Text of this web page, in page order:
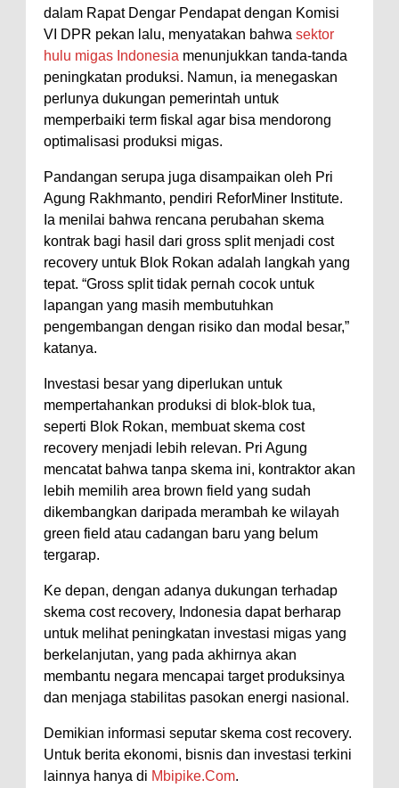
dalam Rapat Dengar Pendapat dengan Komisi
VI DPR pekan lalu, menyatakan bahwa sektor
hulu migas Indonesia menunjukkan tanda-tanda
peningkatan produksi. Namun, ia menegaskan
perlunya dukungan pemerintah untuk
memperbaiki term fiskal agar bisa mendorong
optimalisasi produksi migas.
Pandangan serupa juga disampaikan oleh Pri
Agung Rakhmanto, pendiri ReforMiner Institute.
Ia menilai bahwa rencana perubahan skema
kontrak bagi hasil dari gross split menjadi cost
recovery untuk Blok Rokan adalah langkah yang
tepat. “Gross split tidak pernah cocok untuk
lapangan yang masih membutuhkan
pengembangan dengan risiko dan modal besar,”
katanya.
Investasi besar yang diperlukan untuk
mempertahankan produksi di blok-blok tua,
seperti Blok Rokan, membuat skema cost
recovery menjadi lebih relevan. Pri Agung
mencatat bahwa tanpa skema ini, kontraktor akan
lebih memilih area brown field yang sudah
dikembangkan daripada merambah ke wilayah
green field atau cadangan baru yang belum
tergarap.
Ke depan, dengan adanya dukungan terhadap
skema cost recovery, Indonesia dapat berharap
untuk melihat peningkatan investasi migas yang
berkelanjutan, yang pada akhirnya akan
membantu negara mencapai target produksinya
dan menjaga stabilitas pasokan energi nasional.
Demikian informasi seputar skema cost recovery.
Untuk berita ekonomi, bisnis dan investasi terkini
lainnya hanya di Mbipike.Com.